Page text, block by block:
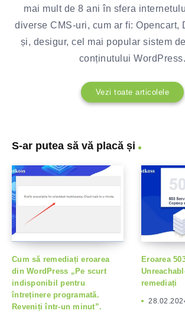
mai mult de 8 ani în sfera
diverse CMS-uri, cum ar fi: Opencart,
și, desigur, cel mai popular sistem
conținutului WordPress.
Vezi toate articolele
S-ar putea să vă placă și
Cum să remediați eroarea
din WordPress „Pe scurt
indisponibil pentru
întreținere programată.
Reveniți într-un minut”.
Eroarea
remediați